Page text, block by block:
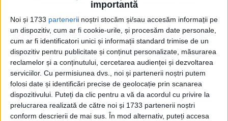
importantă
Noi și 1733 partenerii noștri stocăm și/sau accesăm informații pe
un dispozitiv, cum ar fi cookie-urile, și procesăm date personale,
cum ar fi identificatori unici și informații standard trimise de un
dispozitiv pentru publicitate și conținut personalizate, măsurarea
reclamelor și a conținutului, cercetarea audienței și dezvoltarea
serviciilor. Cu permisiunea dvs., noi și partenerii noștri putem
folosi date și identificări precise de geolocație prin scanarea
dispozitivului. Puteți da clic pentru a vă da acordul cu privire la
prelucrarea realizată de către noi și 1733 partenerii noștri
conform descrierii de mai sus. În mod alternativ, puteți accesa
însă a subliniat că există „o zonă gri imensă
formată din oameni cu îngrijorări … pe care
unii le numesc dezinformare, iar alţii
îndoieli”.
„Cel mai bun lucru pe care îl poţi face în
acea imensă zonă gri este doar să prezinţi
informaţii documentate într-un mod util,